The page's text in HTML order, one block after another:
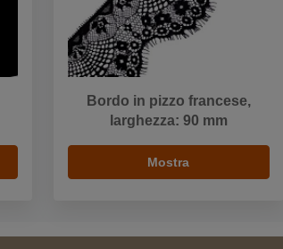
Bordo in pizzo francese,
larghezza: 90 mm
Mostra